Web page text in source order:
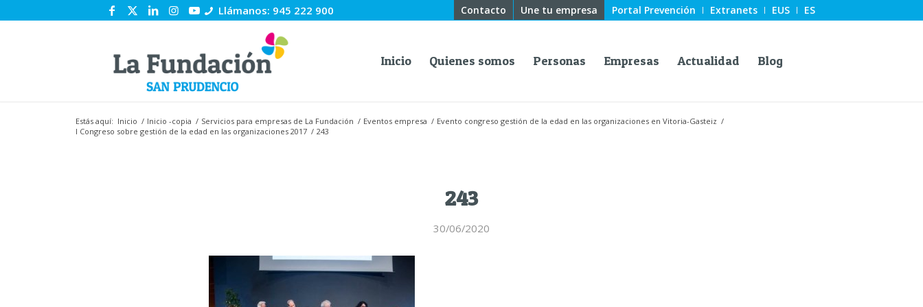
Contacto Une tu empresa Portal Prevención Extranets EUS ES
Llámanos: 945 222 900
Inicio Quienes somos Personas Empresas Actualidad Blog
Estás aquí: Inicio / Inicio -copia / Servicios para empresas de La Fundación / Eventos empresa / Evento congreso gestión de la edad en las organizaciones en Vitoria-Gasteiz /
I Congreso sobre gestión de la edad en las organizaciones 2017 / 243
243
30/06/2020